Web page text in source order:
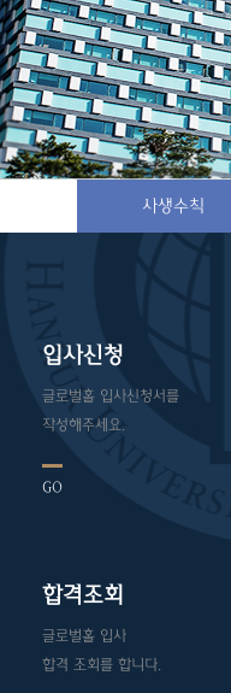
사생수칙
입사신청
글로벌홀 입사신청서를
작성해주세요.
GO
합격조회
글로벌홀 입사
합격 조회를 합니다.